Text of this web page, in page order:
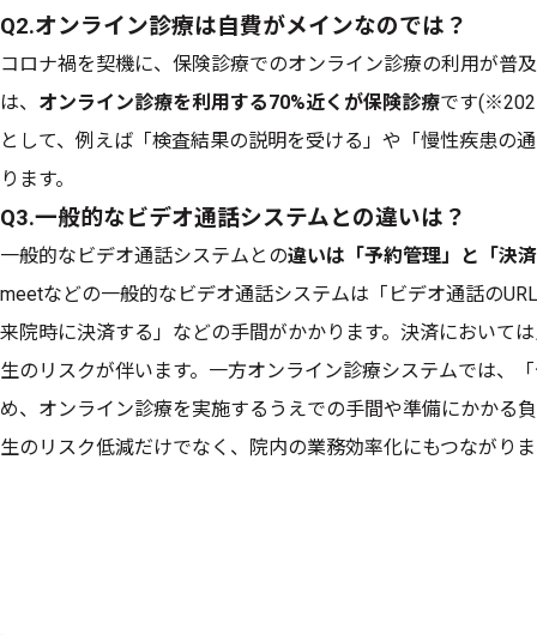
Q2.オンライン診療は自費がメインなのでは？
コロナ禍を契機に、保険診療でのオンライン診療の利用が普
は、 オンライン診療を利用する70%近くが保険診療です
として、例えば「検査結果の説明を受ける」や「慢性疾患の
ります。
Q3.一般的なビデオ通話システムとの違いは？
一般的なビデオ通話システムとの違いは「予約管理」と「決
meetなどの一般的なビデオ通話システムは「ビデオ通話の
来院時に決済する」などの手間がかかります。決済において
生のリスクが伴います。一方オンライン診療システムでは、
め、オンライン診療を実施するうえでの手間や準備にかかる
生のリスク低減だけでなく、院内の業務効率化にもつながり